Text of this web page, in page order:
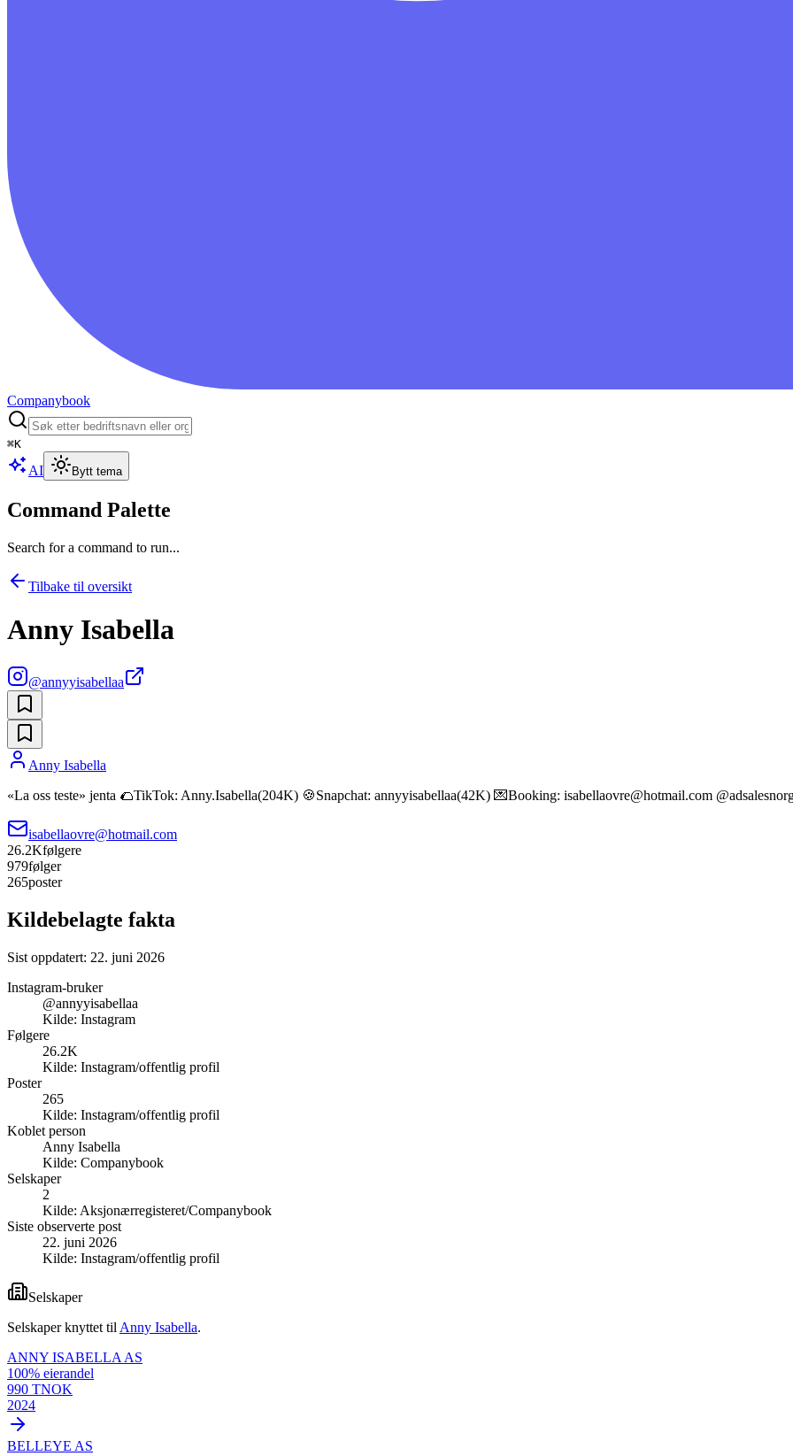
Companybook
⌘K
AI Bytt tema
Command Palette
Search for a command to run...
Tilbake til oversikt
Anny Isabella
@annyyisabellaa
Anny Isabella
«La oss teste» jenta 🌮TikTok: Anny.Isabella(204K) 🍪Snapchat: annyyisabellaa(42K) 💌Booking: isabellaovre@hotmail.com
isabellaovre@hotmail.com
26.2Kfølgere
979følger
265poster
Kildebelagte fakta
Sist oppdatert: 22. juni 2026
Instagram-bruker
@annyyisabellaa
Kilde: Instagram
Følgere
26.2K
Kilde: Instagram/offentlig profil
Poster
265
Kilde: Instagram/offentlig profil
Koblet person
Anny Isabella
Kilde: Companybook
Selskaper
2
Kilde: Aksjonærregisteret/Companybook
Siste observerte post
22. juni 2026
Kilde: Instagram/offentlig profil
Selskaper
Selskaper knyttet til Anny Isabella.
ANNY ISABELLA AS
100% eierandel
990 TNOK
2024
BELLEYE AS